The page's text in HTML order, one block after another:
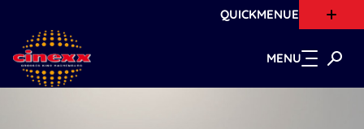
Zum Hauptinhalt springen
QUICKMENUE
MENU